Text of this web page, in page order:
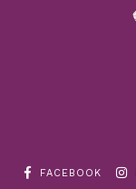
FACEBOOK